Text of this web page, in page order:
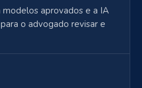
aprovados e a IA
o advogado revisar e